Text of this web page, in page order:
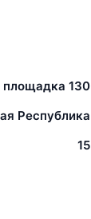
площадка 130
Республика
15